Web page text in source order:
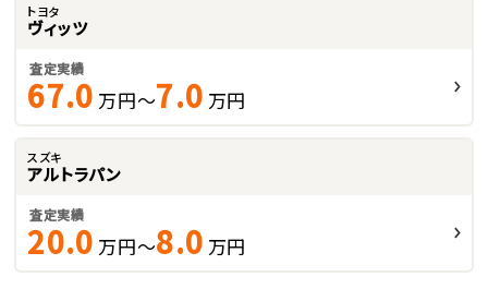
トヨタ
ヴィッツ
査定実績
67.0 万円～7.0 万円
スズキ
アルトラパン
査定実績
20.0 万円～8.0 万円